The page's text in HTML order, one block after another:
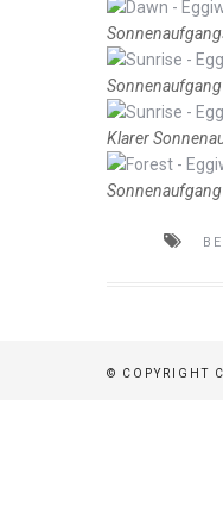
Klarer
© COPYRIGHT